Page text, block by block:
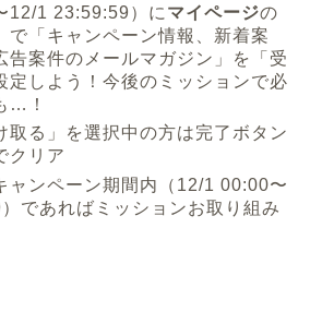
12/1 23:59:59）に マイページの
で「キャンペーン情報、新着案
告案件のメールマガジン」を「 受
定しよう！今後のミッションで必
…！
取る」を選択中の方は完了ボタン
クリア
ャンペーン期間内（12/1 00:00〜
であればミッションお取り組み